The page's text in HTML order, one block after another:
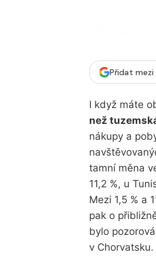
Přidat
I když máte
než
nákupy a
tamní měna
11,2 %, u
Mezi 1,5 % a
pak o
bylo
v Chorvatsku.